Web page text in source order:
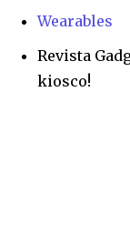
Wearables
Revista
kiosco!